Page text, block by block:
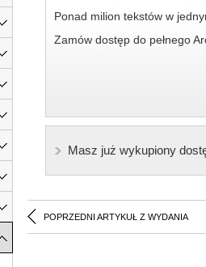
Ponad milion tekstów w
Zamów dostęp do pełnego
Masz już wykupiony
POPRZEDNI ARTYKUŁ Z WYDANIA